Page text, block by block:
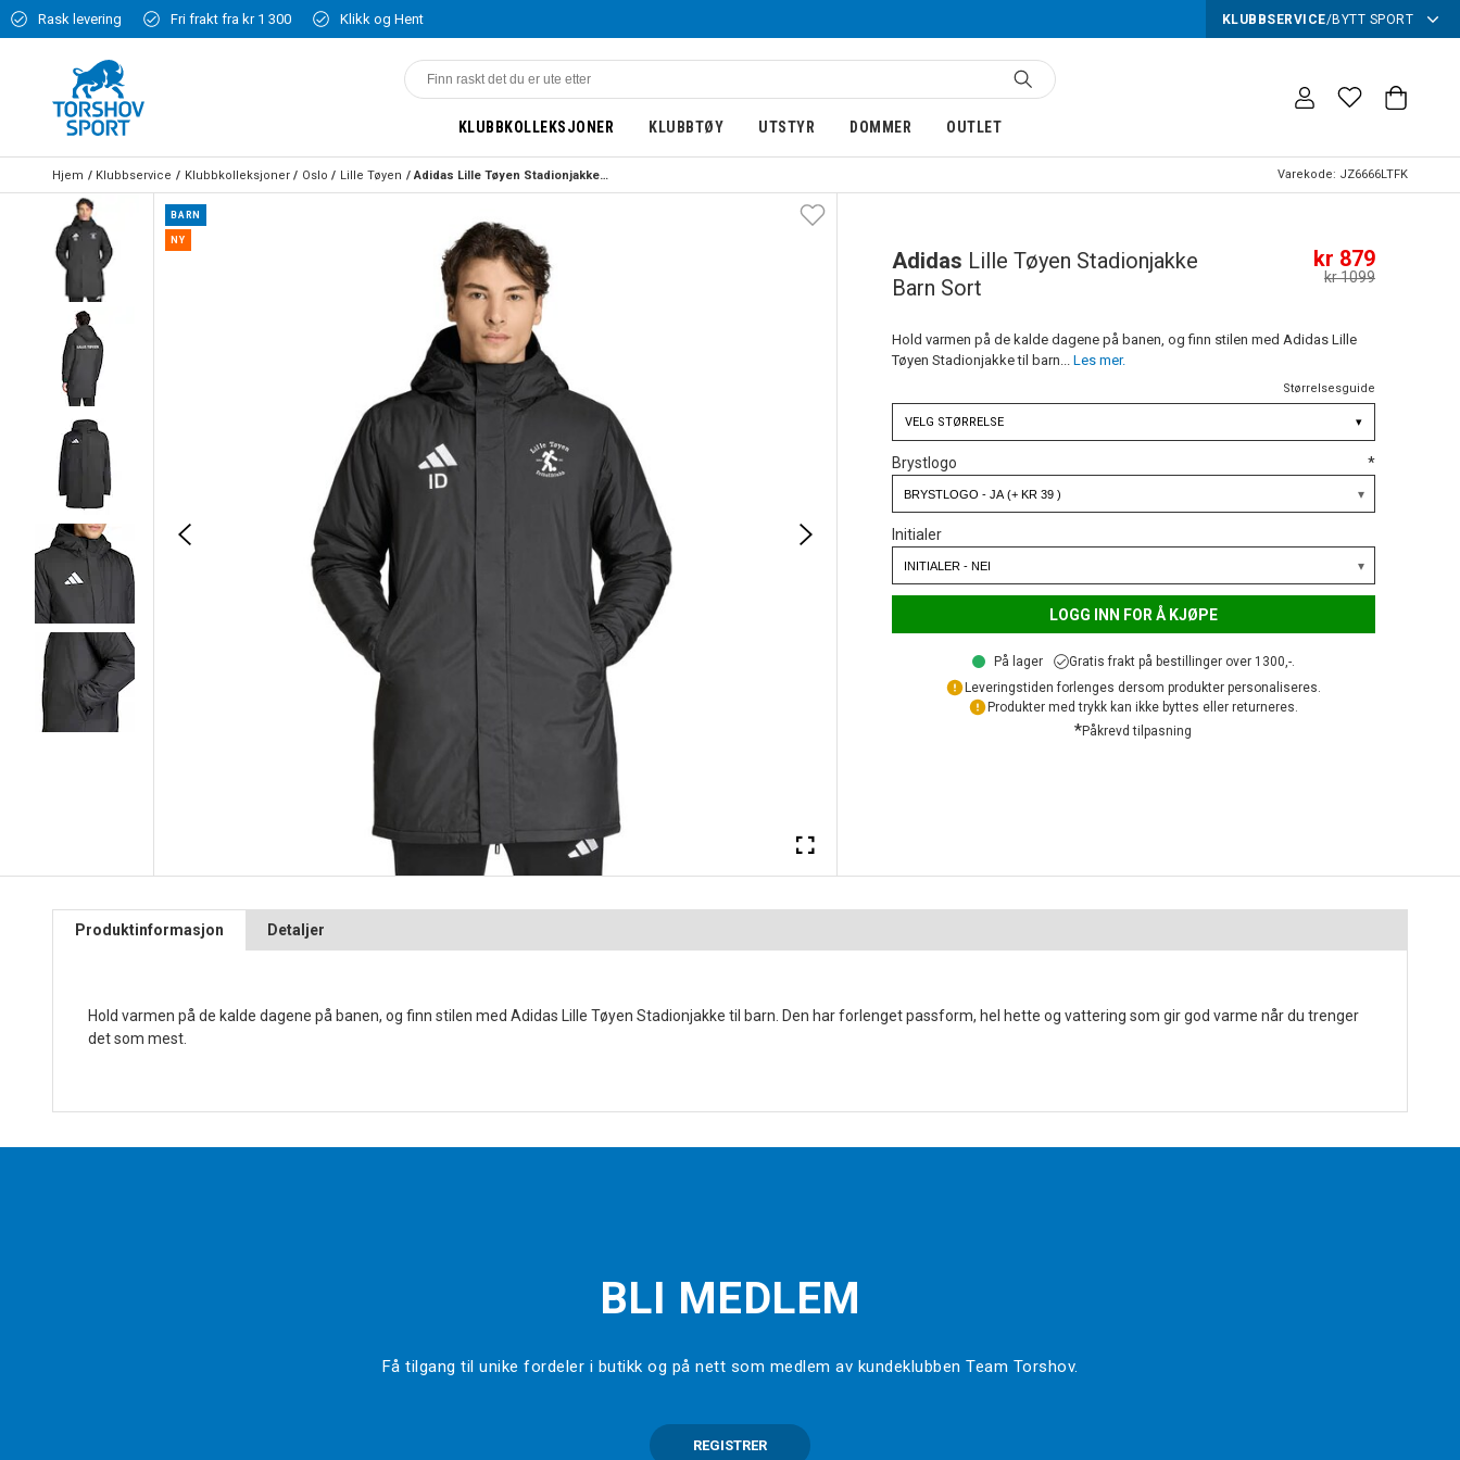
Rask levering Fri frakt fra kr 1 300 Klikk og Hent KLUBBSERVICE/BYTT SPORT
KLUBBKOLLEKSJONER KLUBBTØY UTSTYR DOMMER OUTLET
Hjem Klubbservice Klubbkolleksjoner Oslo Lille Tøyen Adidas Lille Tøyen Stadionjakke Barn Sort Varekode: JZ6666LTFK
BARN
NY
Adidas Lille Tøyen Stadionjakke
Barn Sort
kr 879
kr 1099
Hold varmen på de kalde dagene på banen, og finn stilen med Adidas Lille
Tøyen Stadionjakke til barn... Les mer.
Størrelsesguide
VELG STØRRELSE ▾
Brystlogo *
Initialer
LOGG INN FOR Å KJØPE
På lager
Gratis frakt på bestillinger over 1300,-.
Leveringstiden forlenges dersom produkter personaliseres.
Produkter med trykk kan ikke byttes eller returneres.
*Påkrevd tilpasning
Produktinformasjon Detaljer
Hold varmen på de kalde dagene på banen, og finn stilen med Adidas Lille Tøyen Stadionjakke til barn. Den har forlenget passform, hel hette og vattering som gir god varme når du trenger
det som mest.
BLI MEDLEM
Få tilgang til unike fordeler i butikk og på nett som medlem av kundeklubben Team Torshov.
REGISTRER